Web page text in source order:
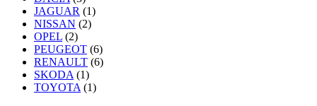
JAGUAR (1)
NISSAN (2)
OPEL (2)
PEUGEOT (6)
RENAULT (6)
SKODA (1)
TOYOTA (1)